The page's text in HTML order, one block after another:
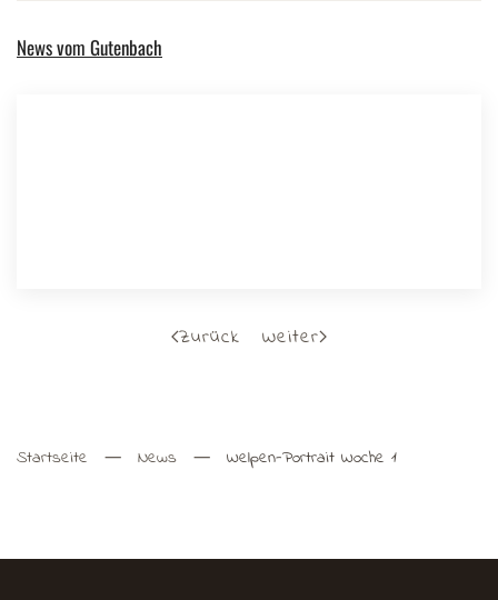
News vom Gutenbach
Zurück Weiter
Startseite News Welpen-Portrait Woche 1